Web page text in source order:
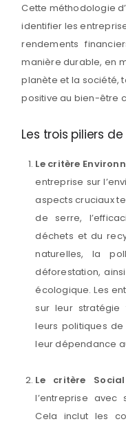
Cette méthodologie
identifier les
rendements
manière durable, en
planète et la société,
positive au bien-être
Les trois piliers
Le critère
entreprise sur
aspects cruciaux
de serre,
déchets et du
naturelles, la
déforestation,
écologique. Les
sur leur stratégie
leurs politiques
leur dépendance
Le critère
l’entreprise avec
Cela inclut les